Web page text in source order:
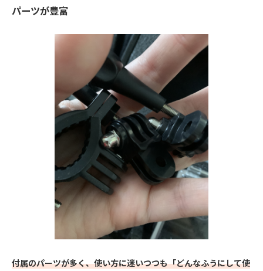
パーツが豊富
付属のパーツが多く、使い方に迷いつつも「どんなふうにして使